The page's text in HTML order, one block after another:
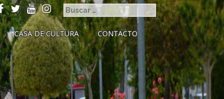
CASA DE CULTURA CONTACTO